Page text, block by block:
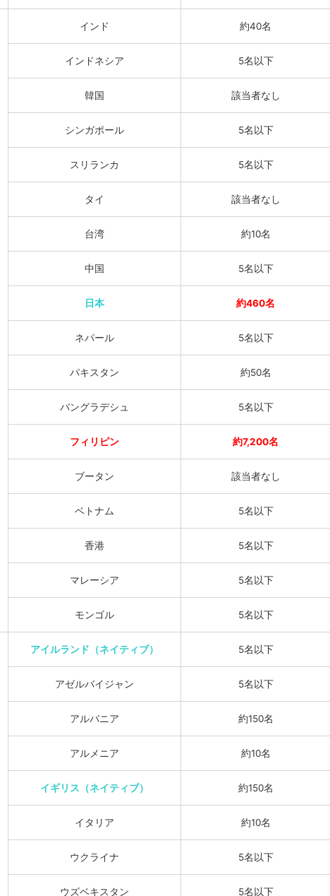
インド 約40名
インドネシア 5名以下
韓国 該当者なし
シンガポール 5名以下
スリランカ 5名以下
タイ 該当者なし
台湾 約10名
中国 5名以下
日本 約460名
ネパール 5名以下
パキスタン 約50名
バングラデシュ 5名以下
フィリピン 約7,200名
ブータン 該当者なし
ベトナム 5名以下
香港 5名以下
マレーシア 5名以下
モンゴル 5名以下
アイルランド（ネイティブ） 5名以下
アゼルバイジャン 5名以下
アルバニア 約150名
アルメニア 約10名
イギリス（ネイティブ） 約150名
イタリア 約10名
ウクライナ 5名以下
ウズベキスタン 5名以下